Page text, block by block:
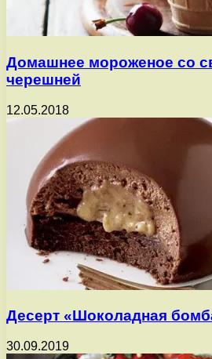
Домашнее мороженое со
черешней
12.05.2018
Десерт «Шоколадная
30.09.2019